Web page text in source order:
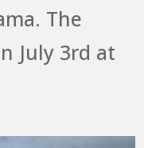
The
July 3rd at